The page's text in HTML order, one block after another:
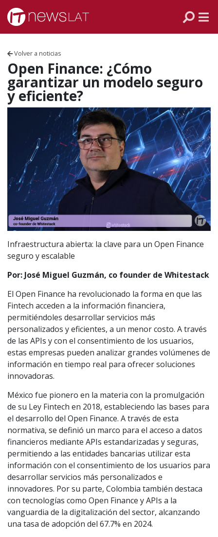
Skip to content
Volver a noticias
Open Finance: ¿Cómo
garantizar un modelo seguro
y eficiente?
Infraestructura abierta: la clave para un Open Finance
seguro y escalable
Por: José Miguel Guzmán, co founder de Whitestack
El Open Finance ha revolucionado la forma en que las
Fintech acceden a la información financiera,
permitiéndoles desarrollar servicios más
personalizados y eficientes, a un menor costo. A través
de las APIs y con el consentimiento de los usuarios,
estas empresas pueden analizar grandes volúmenes de
información en tiempo real para ofrecer soluciones
innovadoras.
México fue pionero en la materia con la promulgación
de su Ley Fintech en 2018, estableciendo las bases para
el desarrollo del Open Finance. A través de esta
normativa, se definió un marco para el acceso a datos
financieros mediante APIs estandarizadas y seguras,
permitiendo a las entidades bancarias utilizar esta
información con el consentimiento de los usuarios para
desarrollar servicios más personalizados e
innovadores. Por su parte, Colombia también destaca
con tecnologías como Open Finance y APIs a la
vanguardia de la digitalización del sector, alcanzando
una tasa de adopción del 67.7% en 2024.
VENEZUELA
ECUADOR
PERÚ
CHILE
ARGENTINA
MÉXICO